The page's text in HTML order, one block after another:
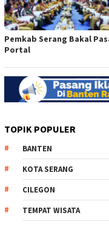
Pemkab Serang Bakal
Portal
TOPIK POPULER
BANTEN
KOTA SERANG
CILEGON
TEMPAT WISATA